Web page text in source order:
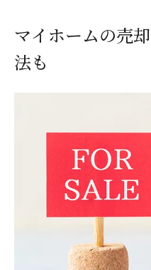
マイホームの売
法も